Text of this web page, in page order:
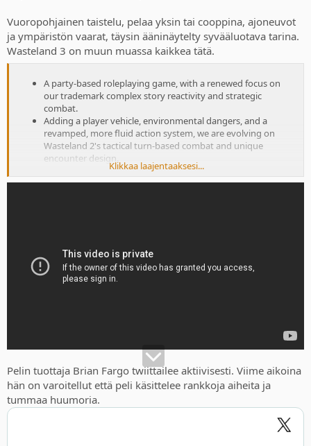
Vuoropohjainen taistelu, pelaa yksin tai cooppina, ajoneuvot
ja ympäristön vaarat, täysin ääninäytelty syvääluotava tarina.
Wasteland 3 on muun muassa kaikkea tätä.
A party-based roleplaying game, with a renewed focus on
our trademark complex story reactivity and strategic
combat.
Adding a player vehicle, environmental dangers, and a
revamped, more fluid action system, we are evolving on
Wasteland 2's tactical turn-based combat and unique
encounter design.
Play solo or co-op with a friend in a story-driven experience
where your choices will open up (or close off) mission
Set in the savage lands of frozen Colorado, where survival is
difficult and a happy outcome is never guaranteed. Players
will face difficult moral choices and make sacrifices that will
Klikkaa laajentaaksesi...
Pelin tuottaja Brian Fargo twiittailee aktiivisesti. Viime aikoina
hän on varoitellut että peli käsittelee rankkoja aiheita ja
tummaa huumoria.